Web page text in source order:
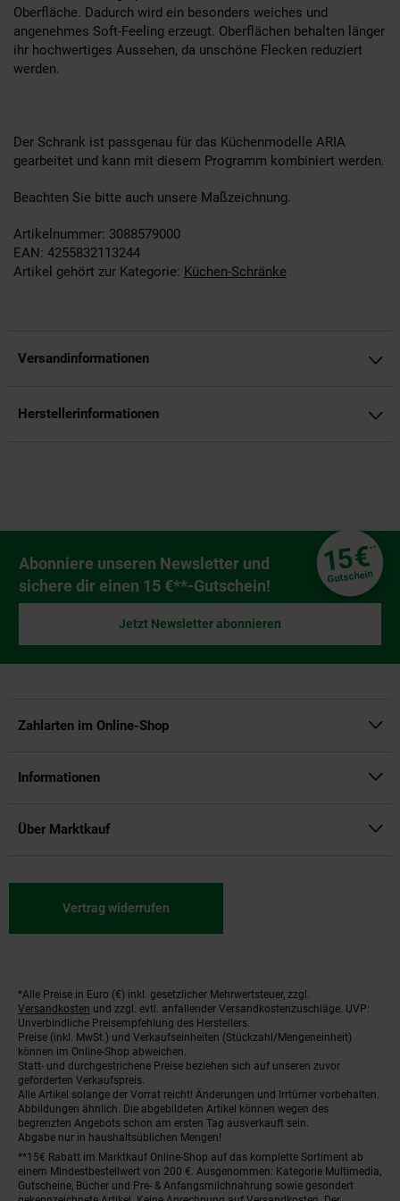
Oberfläche. Dadurch wird ein besonders weiches und
angenehmes Soft-Feeling erzeugt. Oberflächen behalten länger
ihr hochwertiges Aussehen, da unschöne Flecken reduziert
werden.
Der Schrank ist passgenau für das Küchenmodelle ARIA
gearbeitet und kann mit diesem Programm kombiniert werden.
Beachten Sie bitte auch unsere Maßzeichnung.
Artikelnummer: 3088579000
EAN: 4255832113244
Artikel gehört zur Kategorie: Küchen-Schränke
Versandinformationen
Herstellerinformationen
Newsletter Anmeldung
Abonniere unseren Newsletter und
sichere dir einen 15 €**-Gutschein!
15€**
Gutschein
Jetzt Newsletter abonnieren
Zahlarten im Online-Shop
Informationen
Über Marktkauf
Vertrag widerrufen
Fußnoten
*Alle Preise in Euro (€) inkl. gesetzlicher Mehrwertsteuer, zzgl.
Versandkosten und zzgl. evtl. anfallender Versandkostenzuschläge. UVP:
Unverbindliche Preisempfehlung des Herstellers.
Preise (inkl. MwSt.) und Verkaufseinheiten (Stückzahl/Mengeneinheit)
können im Online-Shop abweichen.
Statt- und durchgestrichene Preise beziehen sich auf unseren zuvor
geforderten Verkaufspreis.
Alle Artikel solange der Vorrat reicht! Änderungen und Irrtümer vorbehalten.
Abbildungen ähnlich. Die abgebildeten Artikel können wegen des
begrenzten Angebots schon am ersten Tag ausverkauft sein.
Abgabe nur in haushaltsüblichen Mengen!
**15€ Rabatt im Marktkauf Online-Shop auf das komplette Sortiment ab
einem Mindestbestellwert von 200 €. Ausgenommen: Kategorie Multimedia,
Gutscheine, Bücher und Pre- & Anfangsmilchnahrung sowie gesondert